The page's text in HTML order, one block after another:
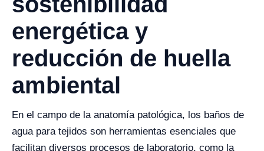
energética y
reducción de huella
ambiental
En el campo de la anatomía patológica, los baños de
agua para tejidos son herramientas esenciales que
facilitan diversos procesos de laboratorio, como la